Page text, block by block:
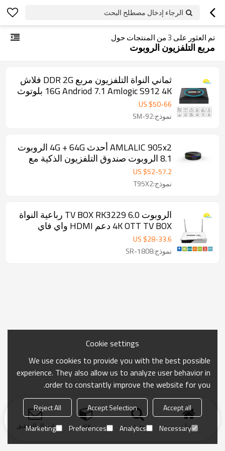
الرجاء إدخال مصطلح البحث
تم العثور على 3من المنتجات حول
مربع التلفزيون الروبوت
ثماني النواة التلفزيون مربع DDR 2G فلاش
16G Andriod 7.1 Amlogic S912 4K بلوتوث
اختياري OTT TV BOX
US $50-66
نموذج:SM-92
AMLALIC 905x2 أحدث 4G + 64G الروبوت
8.1 الروبوت صندوق التلفزيون الذكية مع
الروبوت المصنعين والموردين
US $52-57.2
نموذج:T95X2
الروبوت 6.0 TV BOX RK3229 رباعية النواة
4K OTT TV BOX دعم HDMI واي فاي
H.265 3D إيثرنت
US $28-33.6
نموذج:SR-1808
منزل بحث فئة ارسال التحقيق
Cookie settings
We use cookies to provide you with the best possible
experience. They also allow us to analyze user behavior in
order to constantly improve the website for you.
Accept all
Accept Selection
Reject All
Necessary
Analytics
Preferences
Marketing